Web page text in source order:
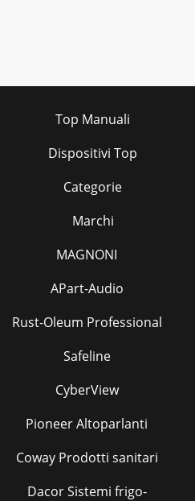
Top Manuali
Dispositivi Top
Categorie
Marchi
MAGNONI
APart-Audio
Rust-Oleum Professional
Safeline
CyberView
Pioneer Altoparlanti
Coway Prodotti sanitari
Dacor Sistemi frigo-